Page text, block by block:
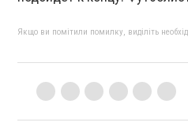
Якщо ви помітили помилку, виділіть